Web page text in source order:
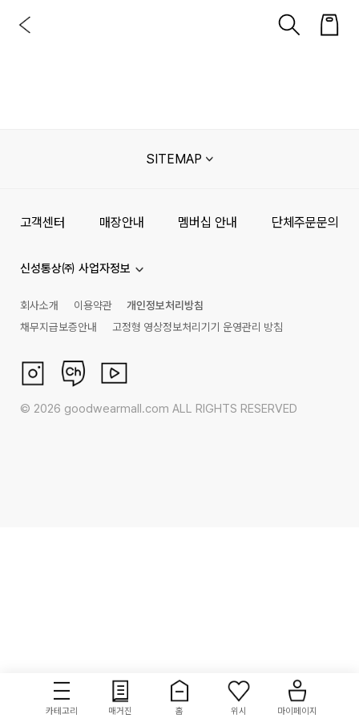
카테고리 매거진 홈 위시 마이페이지
SITEMAP
고객센터 매장안내 멤버십 안내 단체주문문의
신성통상㈜ 사업자정보
회사소개 이용약관
개인정보처리방침
채무지급보증안내
고정형 영상정보처리기기 운영관리 방침
© 2026 goodwearmall.com ALL RIGHTS RESERVED